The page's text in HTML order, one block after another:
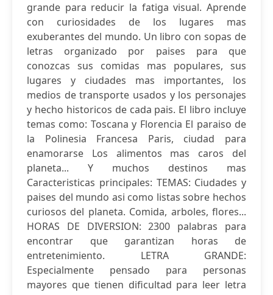
grande para reducir la fatiga visual. Aprende
con curiosidades de los lugares mas
exuberantes del mundo. Un libro con sopas de
letras organizado por paises para que
conozcas sus comidas mas populares, sus
lugares y ciudades mas importantes, los
medios de transporte usados y los personajes
y hecho historicos de cada pais. El libro incluye
temas como: Toscana y Florencia El paraiso de
la Polinesia Francesa Paris, ciudad para
enamorarse Los alimentos mas caros del
planeta... Y muchos destinos mas
Caracteristicas principales: TEMAS: Ciudades y
paises del mundo asi como listas sobre hechos
curiosos del planeta. Comida, arboles, flores...
HORAS DE DIVERSION: 2300 palabras para
encontrar que garantizan horas de
entretenimiento. LETRA GRANDE:
Especialmente pensado para personas
mayores que tienen dificultad para leer letra